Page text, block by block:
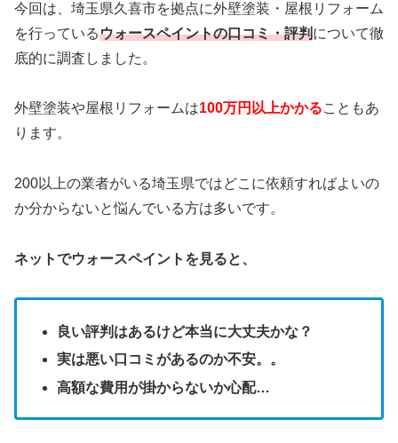
今回は、埼玉県久喜市を拠点に外壁塗装・屋根リフォーム
を行っているウォースペイントの口コミ・評判について徹
底的に調査しました。
外壁塗装や屋根リフォームは100万円以上かかることもあ
ります。
200以上の業者がいる埼玉県ではどこに依頼すればよいの
か分からないと悩んでいる方は多いです。
ネットでウォースペイントを見ると、
良い評判はあるけど本当に大丈夫かな？
実は悪い口コミがあるのか不安。。
高額な費用が掛からないか心配…